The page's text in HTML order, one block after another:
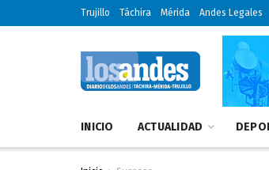
Trujillo Táchira Mérida Andes Legales
INICIO ACTUALIDAD